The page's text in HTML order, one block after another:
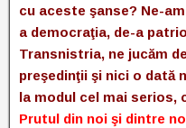
cu aceste şanse? Ne-
a democraţia, de-a
Transnistria, ne jucăm
preşedinţii şi nici o dată
la modul cel mai serios,
Prutul din noi şi dintre